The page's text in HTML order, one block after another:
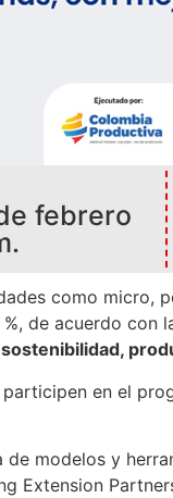
da
febrero
como micro,
de acuerdo con
participen en el
de modelos y
Extension